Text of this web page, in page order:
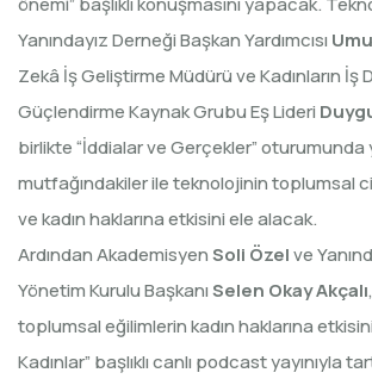
Yanındayız Derneği Başkan Yardımcısı
Zekâ İş Geliştirme Müdürü ve Kadınların İş
Güçlendirme Kaynak Grubu Eş Lideri
birlikte “İddialar ve Gerçekler” oturumunda
mutfağındakiler ile teknolojinin toplumsal
ve kadın haklarına etkisini ele alacak.
Ardından AkademisyenSoli Özelve
Yönetim Kurulu BaşkanıSelen Okay Akçalı
toplumsal eğilimlerin kadın haklarına
Kadınlar” başlıklı canlı podcast yayınıyla